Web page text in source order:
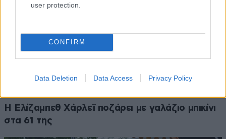
user protection.
CONFIRM
Data Deletion Data Access Privacy Policy
Η Ελίζαμπεθ Χάρλεϊ ποζάρει με γαλάζιο μπικίνι
στα 61 της